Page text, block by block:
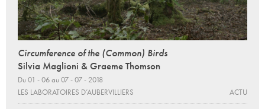
Circumference of the (Common) Birds
Silvia Maglioni & Graeme Thomson
Du 01 - 06 au 07 - 07 - 2018
LES LABORATOIRES D’AUBERVILLIERS
ACTU